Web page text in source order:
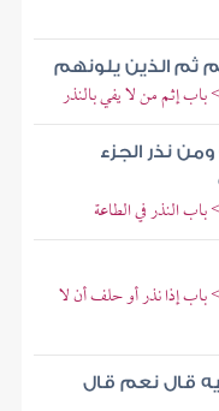
ثم الذين يلونهم
إثم من لا يفي بالنذر
نذر الجزء
النذر في الطاعة
إذا نذر أو حلف أن لا
قال نعم قال